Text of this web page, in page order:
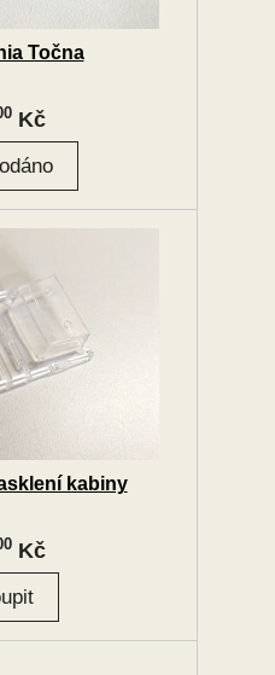
Točna
Kč
kabiny
Kč